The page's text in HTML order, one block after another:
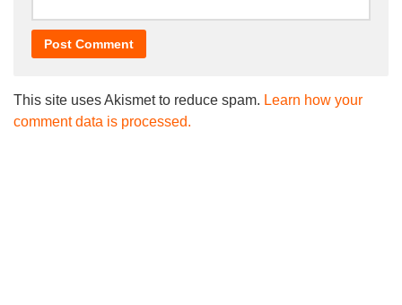
This site uses Akismet to reduce spam. Learn how your
comment data is processed.